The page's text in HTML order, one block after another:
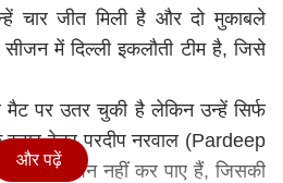
चार जीत मिली है और दो मुकाबले
में दिल्ली इकलौती टीम है, जिसे
मैट पर उतर चुकी है लेकिन उन्हें सिर्फ
रेडर परदीप नरवाल (Pardeep
प्रदर्शन नहीं कर पाए हैं, जिसकी
और पढ़ें